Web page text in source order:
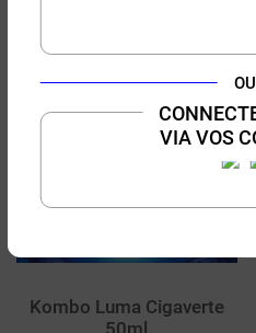
OU
VIA VOS
Kombo Luma Cigaverte
50ml